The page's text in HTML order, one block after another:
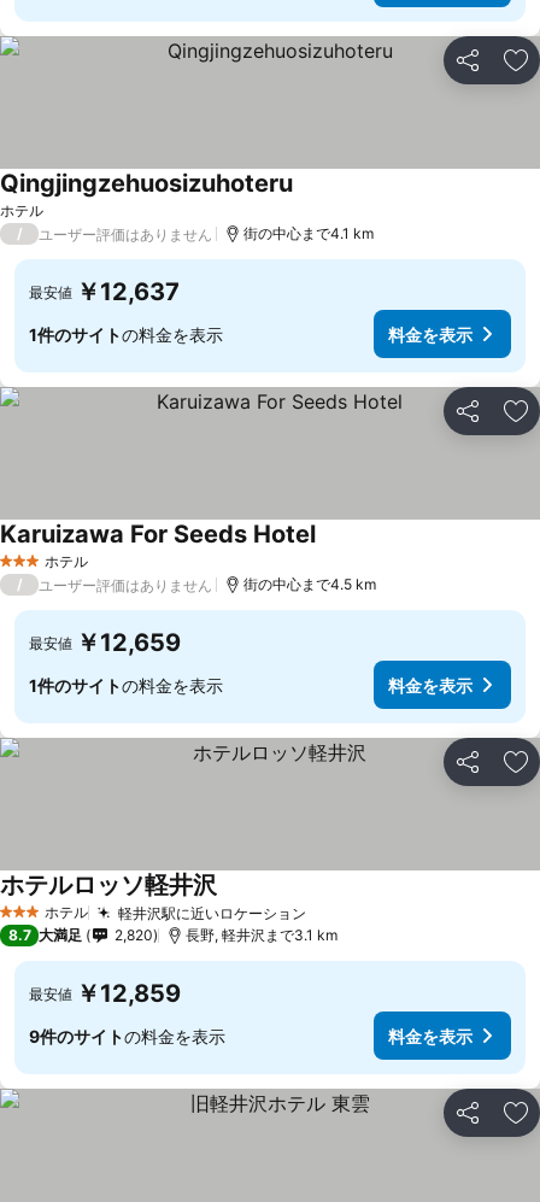
シェア お
ホテル
Qingjingzehuosizuhoteru料金を表示
/ ユーザー評価はありません 街の中心まで4.1 km
最安値 ￥12,637
1件のサイトの料金を表示 料金を表示
シェア お
3 ホテルのランク
ホテル
Karuizawa For Seeds Hotel料金を表示
/ ユーザー評価はありません 街の中心まで4.5 km
最安値 ￥12,659
1件のサイトの料金を表示 料金を表示
シェア お
3 ホテルのランク
ホテル 軽井沢駅に近いロケーション
ホテルロッソ軽井沢料金を表示
8.7 大満足 2,820 長野, 軽井沢まで3.1 km
最安値 ￥12,859
9件のサイトの料金を表示 料金を表示
シェア お